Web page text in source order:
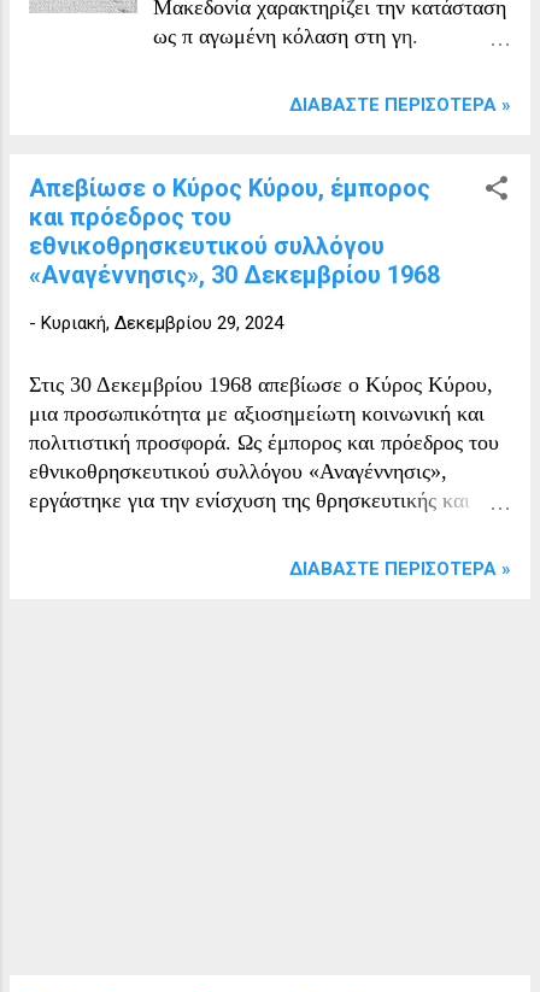
Μακεδονία χαρακτηρίζει την κατάσταση
ως π αγωμένη κόλαση στη γη.
παγετό αρκετοί έχασαν την ζωή τους
θερμοκρασία στην Ηράκλεια έπεσε"
στους -11.6° βαθμούς κελσίου.. Ο
στρατός μόνο στους δρόμους. Στο
Σιδηρόκαστρο εγκυμονούσα
μεταφέρετε από τον στρατό και γενάει
με το που φτάνει στο Νοσοκομείο
στο χιόνι.
ΔΙΑΒΆΣΤΕ ΠΕΡΙΣΌΤΕΡΑ »
Απεβίωσε ο Κύρος Κύρου, έμπορος
και πρόεδρος του
εθνικοθρησκευτικού συλλόγου
«Αναγέννησις», 30 Δεκεμβρίου 1968
- Κυριακή, Δεκεμβρίου 29, 2024
Στις 30 Δεκεμβρίου 1968 απεβίωσε ο Κύρος Κύρου,
μια προσωπικότητα με αξιοσημείωτη κοινωνική και
πολιτιστική προσφορά. Ως έμπορος και πρόεδρος του
εθνικοθρησκευτικού συλλόγου «Αναγέννησις»,
εργάστηκε για την ενίσχυση της θρησκευτικής και
αντιπρόεδρος του Ομίλου «Ορφέα», συνέβαλε ενεργά
ΔΙΑΒΆΣΤΕ ΠΕΡΙΣΌΤΕΡΑ »